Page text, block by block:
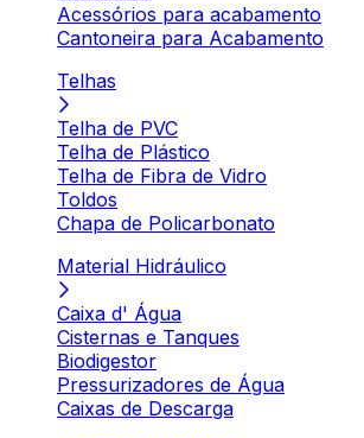
Acessórios para acabamento
Cantoneira para Acabamento
Telhas
Telha de PVC
Telha de Plástico
Telha de Fibra de Vidro
Toldos
Chapa de Policarbonato
Material Hidráulico
Caixa d' Água
Cisternas e Tanques
Biodigestor
Pressurizadores de Água
Caixas de Descarga